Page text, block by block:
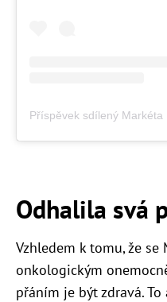
Odhalila svá
Vzhledem k tomu, že se
onkologickým
přáním je být zdravá.